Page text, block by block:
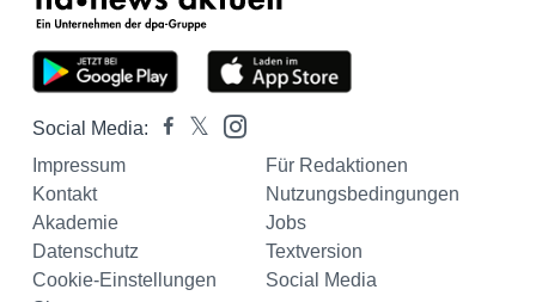
Social Media:
Impressum
Für Redaktionen
Kontakt
Nutzungsbedingungen
Akademie
Jobs
Datenschutz
Textversion
Cookie-Einstellungen
Social Media